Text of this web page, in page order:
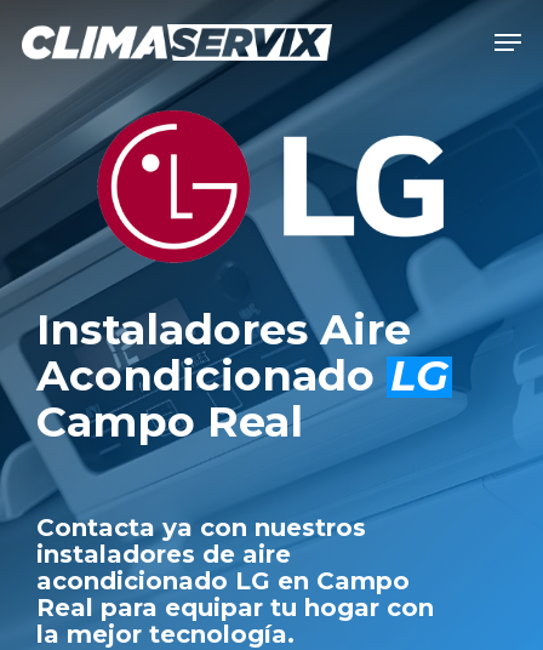
content
Instaladores Aire
AcondicionadoLG
Campo Real
Contacta ya con nuestros
instaladores de aire
acondicionado LG en Campo
Real para equipar tu hogar con
la mejor tecnología.
Menu